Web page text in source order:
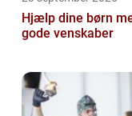
Hjælp dine børn
gode venskaber